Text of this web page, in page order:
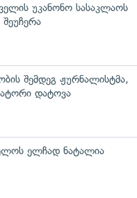
უკანონო სასაკლაოს
შემდეგ ჟურნალისტმა,
დატოვა
ელჩად ნატალია